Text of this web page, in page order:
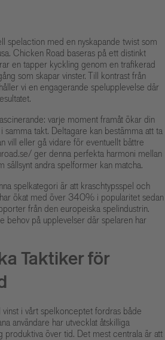
spelaction med en nyskapande twist som
Chicken Road baseras på ett distinkt
en tapper kyckling genom en trafikerad
som skapar vinster. Till kontrast från
vi en engagerande spelupplevelse där
varje moment framåt ökar din
samma takt. Deltagare kan bestämma att ta
vill eller gå vidare för eventuellt bättre
ger denna perfekta harmoni mellan
sällsynt andra spelformer kan matcha.
spelkategori är att kraschtypsspel och
ökat med över 340% i popularitet sedan
från den europeiska spelindustrin.
behov på upplevelser där spelaren har
Taktiker för
i vårt spelkonceptet fordras både
användare har utvecklat åtskilliga
produktiva över tid. Det mest centrala är att